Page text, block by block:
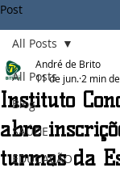
Post
All Posts
Blog
SAÚDE
EDUCAÇÃO
All Posts
Instituto
abre
turmas da
André de Brito
11 de jun. 2 min